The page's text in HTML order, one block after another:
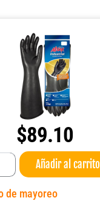
$89.10
Añadir al carrito
de mayoreo